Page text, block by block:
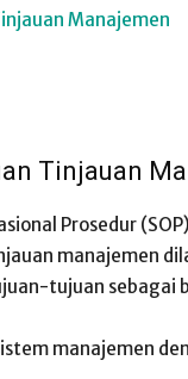
Manajemen
Tinjauan
Prosedur
manajemen
tujuan sebagai
manajemen